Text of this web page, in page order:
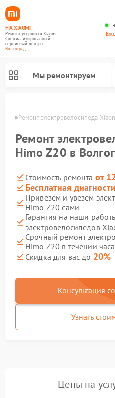
FIX-XIAOMI
Ремонт устройств Xiaomi
Специализированный
cервисный центр г.
Волгоград
Мы ремонтируем
Ремонт электровелосипеда
Ремонт
Himo Z20 в
Стоимость ремонта от
Бесплатная
Привезем и увезем
Himo Z20 сами
Гарантия на наши
электровелосипедов
Срочный ремонт
Himo Z20 в течении часа
Скидка для вас до 20%
Консультация
Узнать
Цены на